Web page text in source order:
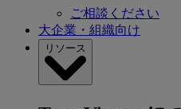
ご相談ください
大企業・組織向け
リソース